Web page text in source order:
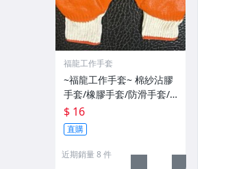
福龍工作手套
~福龍工作手套~ 棉紗沾膠
手套/橡膠手套/防滑手套/
棉紗手套 優貨價1雙16元
$ 16
直購
近期銷量 8 件